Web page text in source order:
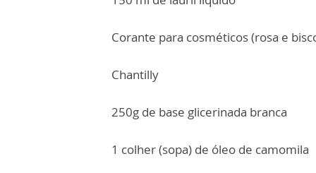
Corante para cosméticos (rosa e
Chantilly
250g de base glicerinada branca
1 colher (sopa) de óleo de camomila